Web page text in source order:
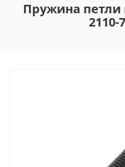
Пружина
2110-